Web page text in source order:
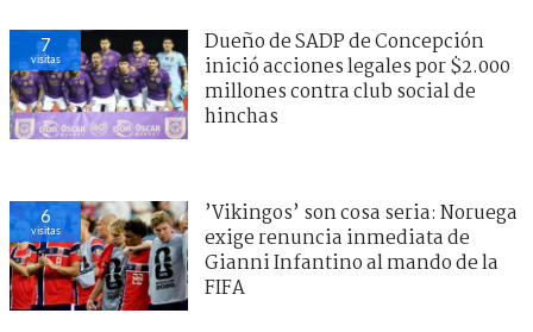
7
visitas
Dueño de SADP de Concepción
inició acciones legales por $2.000
millones contra club social de
hinchas
6
visitas
’Vikingos’ son cosa seria: Noruega
exige renuncia inmediata de
Gianni Infantino al mando de la
FIFA